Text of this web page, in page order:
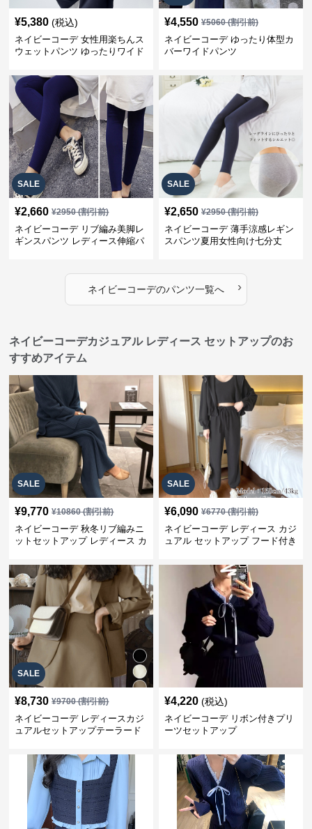
¥5,380 (税込)
ネイビーコーデ 女性用楽ちんス
ウェットパンツ ゆったりワイド
¥4,550 ¥5060(割引前)
ネイビーコーデ ゆったり体型カ
バーワイドパンツ
SALE
¥2,660 ¥2950(割引前)
ネイビーコーデ リブ編み美脚レ
ギンスパンツ レディース伸縮パ
SALE
¥2,650 ¥2950(割引前)
ネイビーコーデ 薄手涼感レギン
スパンツ夏用女性向け七分丈
ネイビーコーデのパンツ一覧へ ›
ネイビーコーデカジュアル レディース セットアップのお
すすめアイテム
SALE
¥9,770 ¥10860(割引前)
ネイビーコーデ 秋冬リブ編みニ
ットセットアップ レディース カ
SALE
¥6,090 ¥6770(割引前)
ネイビーコーデ レディース カジ
ュアル セットアップ フード付き
SALE
¥8,730 ¥9700(割引前)
ネイビーコーデ レディースカジ
ュアルセットアップテーラード
¥4,220 (税込)
ネイビーコーデ リボン付きプリ
ーツセットアップ